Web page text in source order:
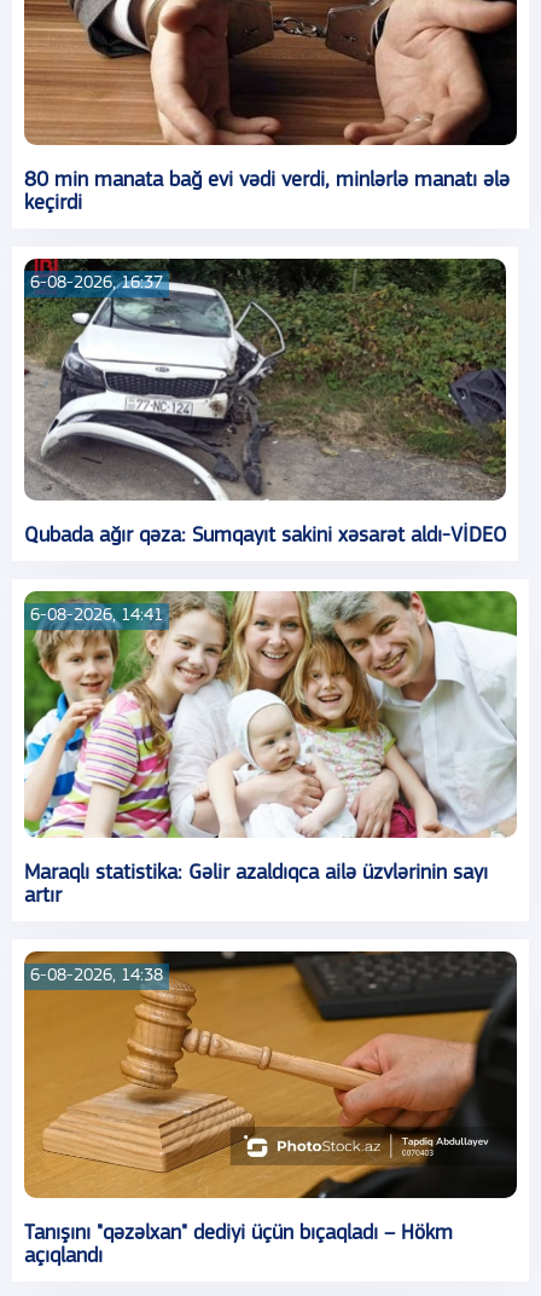
80 min manata bağ evi vədi verdi, minlərlə manatı ələ
keçirdi
6-08-2026, 16:37
Qubada ağır qəza: Sumqayıt sakini xəsarət aldı-VİDEO
6-08-2026, 14:41
Maraqlı statistika: Gəlir azaldıqca ailə üzvlərinin sayı
artır
6-08-2026, 14:38
Tanışını "qəzəlxan" dediyi üçün bıçaqladı – Hökm
açıqlandı